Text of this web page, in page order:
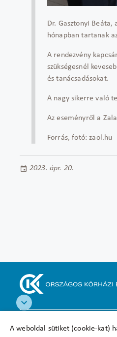
A weboldal sütiket (cookie-kat)
Dr. Gasztonyi
hónapban tartanak
A rendezvény
szükségesnél
és tanácsadásokat.
A nagy sikerre való
Az eseményről a
Forrás, fotó: zaol.hu
2023. ápr. 20.